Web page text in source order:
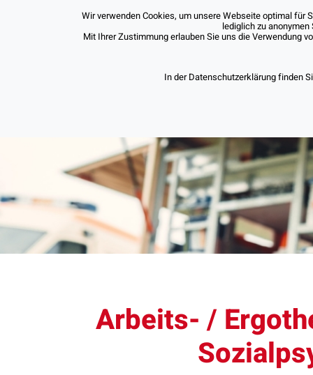
Arbeits- /
Wir verwenden Cookies, um unsere Webseite optimal für
lediglich zu
Mit Ihrer Zustimmung erlauben Sie uns die Verwendung
In der Datenschutzerklärung finden